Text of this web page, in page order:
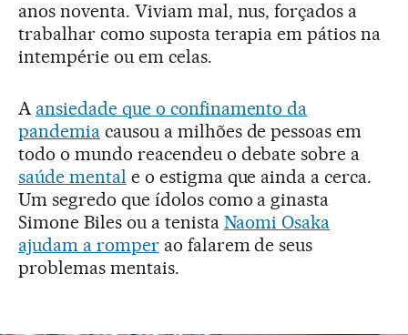
anos noventa. Viviam mal, nus, forçados a
trabalhar como suposta terapia em pátios na
intempérie ou em celas.
A ansiedade que o confinamento da
pandemiacausou a milhões de pessoas em
todo o mundo reacendeu o debate sobre a
saúde mental e o estigma que ainda a cerca.
Um segredo que ídolos como a ginasta
Simone Biles ou a tenista Naomi Osaka
ajudam a romperao falarem de seus
problemas mentais.